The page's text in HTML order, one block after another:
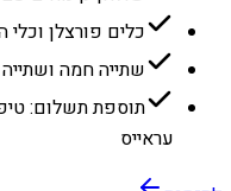
כלים פורצלן
שתייה חמה
תוספת תשלום:
עראייס